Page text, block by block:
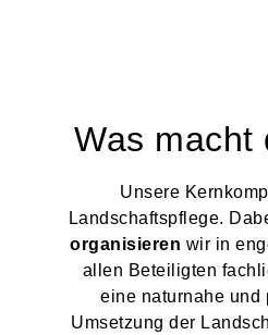
Was macht
Unsere
Landschaftspflege.
organisieren wir in
allen Beteiligten
eine naturnahe und
Umsetzung der